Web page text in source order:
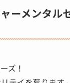
ーメンタル
ズ！